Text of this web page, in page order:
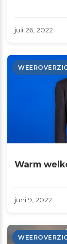
juli 26, 2022
Warm
juni 9, 2022